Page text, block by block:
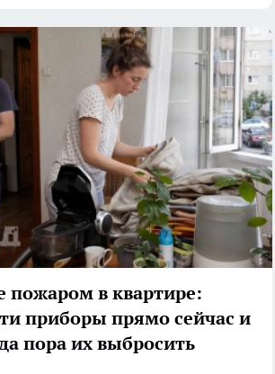
пожаром в квартире:
приборы прямо сейчас и
пора их выбросить